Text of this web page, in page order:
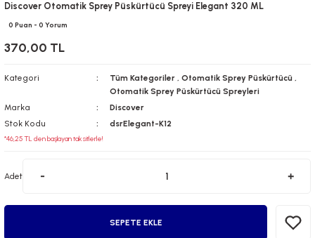
Spreyleri
Discover Otomatik Sprey Püskürtücü Spreyi Elegant 320 ML
0 Puan - 0 Yorum
370,00 TL
Kategori Tüm Kategoriler , Otomatik Sprey Püskürtücü ,
Otomatik Sprey Püskürtücü Spreyleri
Marka
Discover
Stok Kodu
dsrElegant-K12
*46,25 TL den başlayan taksitlerle!
Adet
SEPETE EKLE